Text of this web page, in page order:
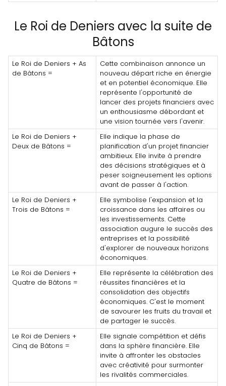
Le Roi de Deniers avec la suite de
Bâtons
Le Roi de Deniers + As
de Bâtons =
Cette combinaison annonce un
nouveau départ riche en énergie
et en potentiel économique. Elle
représente l'opportunité de
lancer des projets financiers avec
un enthousiasme débordant et
une vision tournée vers l'avenir.
Le Roi de Deniers +
Deux de Bâtons =
Elle indique la phase de
planification d'un projet financier
ambitieux. Elle invite à prendre
des décisions stratégiques et à
peser soigneusement les options
avant de passer à l'action.
Le Roi de Deniers +
Trois de Bâtons =
Elle symbolise l'expansion et la
croissance dans les affaires ou
les investissements. Cette
association augure le succès des
entreprises et la possibilité
d'explorer de nouveaux horizons
économiques.
Le Roi de Deniers +
Quatre de Bâtons =
Elle représente la célébration des
réussites financières et la
consolidation des objectifs
économiques. C'est le moment
de savourer les fruits du travail et
de partager le succès.
Le Roi de Deniers +
Cinq de Bâtons =
Elle signale compétition et défis
dans la sphère financière. Elle
invite à affronter les obstacles
avec créativité pour surmonter
les rivalités commerciales.